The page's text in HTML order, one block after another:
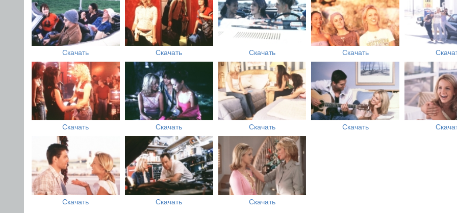
Скачать Скачать Скачать Скачать
Скачать Скачать Скачать Скачать
Скачать Скачать Скачать